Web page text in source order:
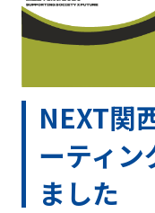
NEXT関
ーティ
ました